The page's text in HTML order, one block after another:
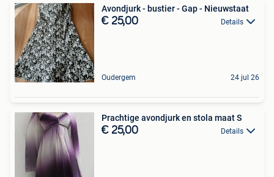
Avondjurk - bustier - Gap - Nieuwstaat
€ 25,00 Details
Oudergem 24 jul 26
Prachtige avondjurk en stola maat S
€ 25,00 Details